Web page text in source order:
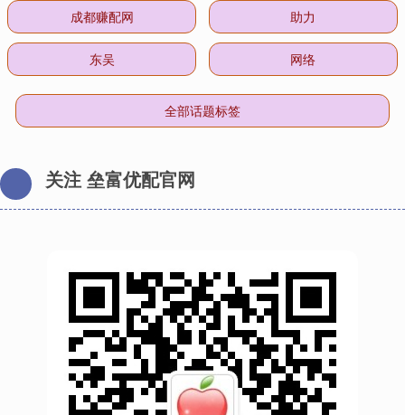
成都赚配网 助力
东吴 网络
全部话题标签
关注 垒富优配官网